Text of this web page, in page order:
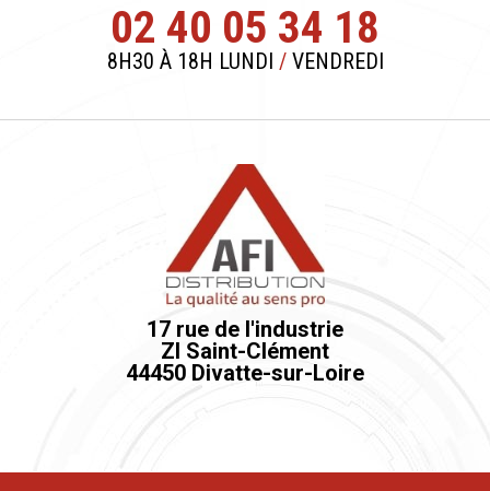
02 40 05 34 18
8H30 À 18H LUNDI /VENDREDI
17 rue de l'industrie
ZI Saint-Clément
44450 Divatte-sur-Loire